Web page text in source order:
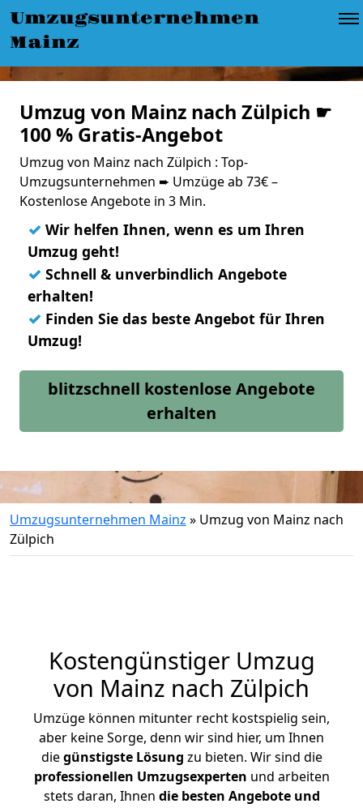
Umzugsunternehmen
Mainz
Umzug von Mainz nach Zülpich ☛
100 % Gratis-Angebot
Umzug von Mainz nach Zülpich : Top-
Umzugsunternehmen ➨ Umzüge ab 73€ –
Kostenlose Angebote in 3 Min.
✓ Wir helfen Ihnen, wenn es um Ihren
Umzug geht!
✓ Schnell & unverbindlich Angebote
erhalten!
✓ Finden Sie das beste Angebot für Ihren
Umzug!
blitzschnell kostenlose Angebote
erhalten
Umzugsunternehmen Mainz » Umzug von Mainz nach
Zülpich
Kostengünstiger Umzug
von Mainz nach Zülpich
Umzüge können mitunter recht kostspielig sein,
aber keine Sorge, denn wir sind hier, um Ihnen
diegünstigste Lösung zu bieten. Wir sind die
professionellen Umzugsexperten und arbeiten
stets daran, Ihnen die besten Angebote und